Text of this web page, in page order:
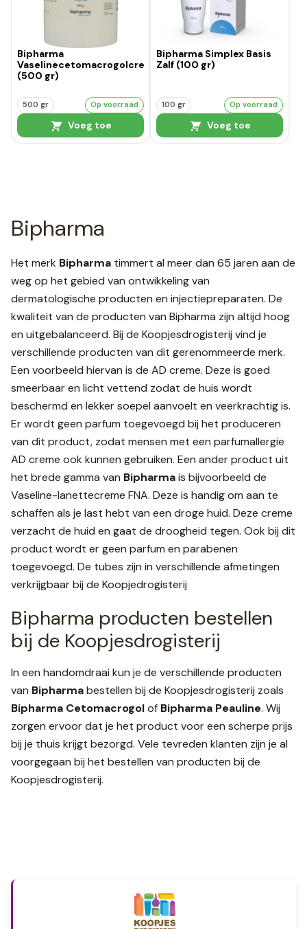
Bipharma
Vaselinecetomacrogolcreme
(500 gr)
500 gr Op voorraad
Voeg toe
Bipharma Simplex Basis
Zalf (100 gr)
100 gr Op voorraad
Voeg toe
Bipharma
Het merk Bipharma timmert al meer dan 65 jaren aan de
weg op het gebied van ontwikkeling van
dermatologische producten en injectiepreparaten. De
kwaliteit van de producten van Bipharma zijn altijd hoog
en uitgebalanceerd. Bij de Koopjesdrogisterij vind je
verschillende producten van dit gerenommeerde merk.
Een voorbeeld hiervan is de AD creme. Deze is goed
smeerbaar en licht vettend zodat de huis wordt
beschermd en lekker soepel aanvoelt en veerkrachtig is.
Er wordt geen parfum toegevoegd bij het produceren
van dit product, zodat mensen met een parfumallergie
AD creme ook kunnen gebruiken. Een ander product uit
het brede gamma van Bipharmais bijvoorbeeld de
Vaseline-lanettecreme FNA. Deze is handig om aan te
schaffen als je last hebt van een droge huid. Deze creme
verzacht de huid en gaat de droogheid tegen. Ook bij dit
product wordt er geen parfum en parabenen
toegevoegd. De tubes zijn in verschillende afmetingen
verkrijgbaar bij de Koopjedrogisterij
Bipharma producten bestellen
bij de Koopjesdrogisterij
In een handomdraai kun je de verschillende producten
van Bipharmabestellen bij de Koopjesdrogisterij zoals
Bipharma Cetomacrogolof Bipharma Peauline. Wij
zorgen ervoor dat je het product voor een scherpe prijs
bij je thuis krijgt bezorgd. Vele tevreden klanten zijn je al
voorgegaan bij het bestellen van producten bij de
Koopjesdrogisterij.